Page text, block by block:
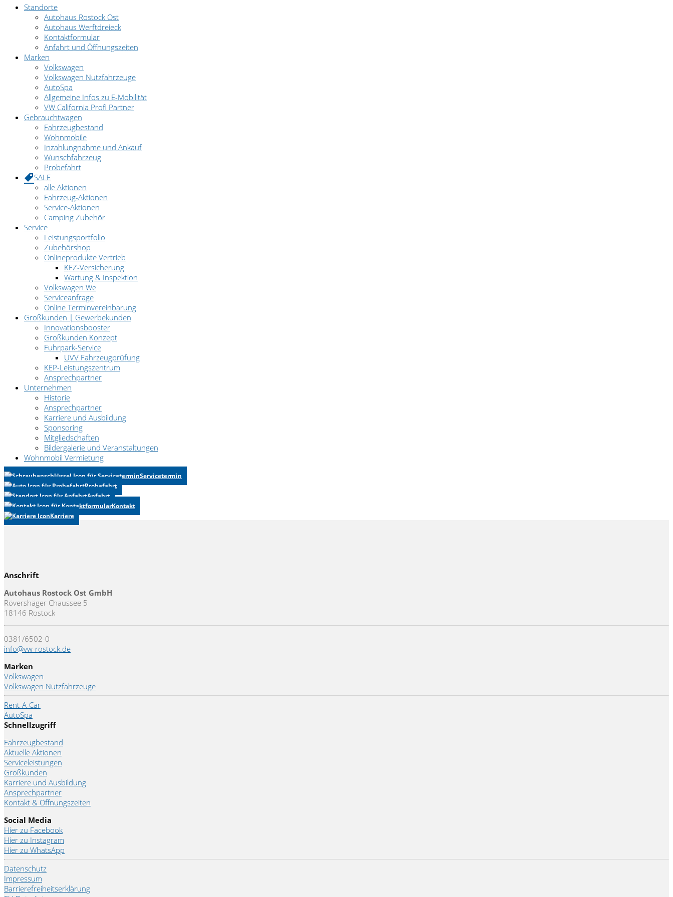
Standorte
Autohaus Rostock Ost
Autohaus Werftdreieck
Kontaktformular
Anfahrt und Öffnungszeiten
Marken
Volkswagen
Volkswagen Nutzfahrzeuge
AutoSpa
Allgemeine Infos zu E-Mobilität
VW California Profi Partner
Gebrauchtwagen
Fahrzeugbestand
Wohnmobile
Inzahlungnahme und Ankauf
Wunschfahrzeug
Probefahrt
SALE
alle Aktionen
Fahrzeug-Aktionen
Service-Aktionen
Camping Zubehör
Service
Leistungsportfolio
Zubehörshop
Onlineprodukte Vertrieb
KFZ-Versicherung
Wartung & Inspektion
Volkswagen We
Serviceanfrage
Online Terminvereinbarung
Großkunden | Gewerbekunden
Innovationsbooster
Großkunden Konzept
Fuhrpark-Service
UVV Fahrzeugprüfung
KEP-Leistungszentrum
Ansprechpartner
Unternehmen
Historie
Ansprechpartner
Karriere und Ausbildung
Sponsoring
Mitgliedschaften
Bildergalerie und Veranstaltungen
Wohnmobil Vermietung
Servicetermin
Probefahrt
Anfahrt
Kontakt
Karriere
Anschrift
Autohaus Rostock Ost GmbH
Rövershäger Chaussee 5
18146 Rostock
0381/6502-0
info@vw-rostock.de
Marken
Volkswagen
Volkswagen Nutzfahrzeuge
Rent-A-Car
AutoSpa
Schnellzugriff
Fahrzeugbestand
Aktuelle Aktionen
Serviceleistungen
Großkunden
Karriere und Ausbildung
Ansprechpartner
Kontakt & Öffnungszeiten
Social Media
Hier zu Facebook
Hier zu Instagram
Hier zu WhatsApp
Datenschutz
Impressum
Barrierefreiheitserklärung